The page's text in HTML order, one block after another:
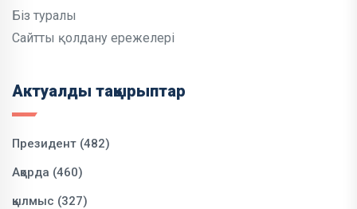
Біз туралы
Сайтты қолдану ережелері
Актуалды тақырыптар
Президент (482)
Ақорда (460)
қылмыс (327)